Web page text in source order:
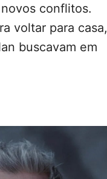
conflitos.
voltar para casa,
buscavam em